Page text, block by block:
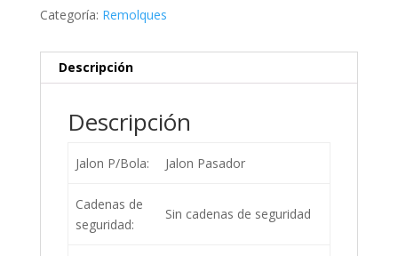
Categoría: Remolques
Descripción
Descripción
Jalon P/Bola: Jalon Pasador
Cadenas de
seguridad:
Sin cadenas de seguridad